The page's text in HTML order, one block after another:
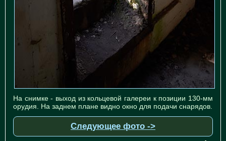
На снимке - выход из кольцевой галереи к позиции 130-мм
орудия. На заднем плане видно окно для подачи снарядов.
Следующее фото ->